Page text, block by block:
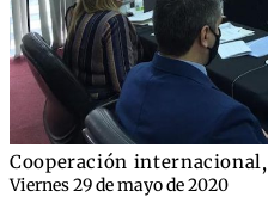
Cooperación internacional,
Viernes 29 de mayo de 2020